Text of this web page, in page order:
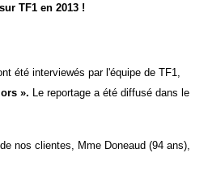
TF1 en 2013 !
été interviewés par l'équipe de TF1,
». Le reportage a été diffusé dans le
nos clientes, Mme Doneaud (94 ans),